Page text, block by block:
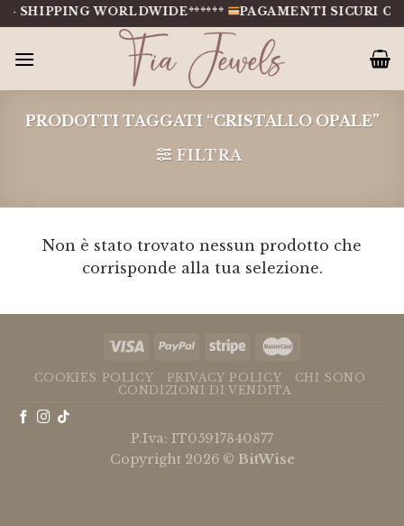
Salta
al
contenuto
SHIPPING WORLDWIDE****** PAGAMENTI SICURI
PRODOTTI TAGGATI “CRISTALLO OPALE”
FILTRA
Non è stato trovato nessun prodotto che
corrisponde alla tua selezione.
COOKIES POLICY PRIVACY POLICY
CHI SONO
CONDIZIONI DI VENDITA
P.Iva: IT05917840877
Copyright 2026 © BitWise